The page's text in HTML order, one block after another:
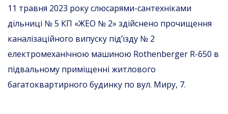
11 травня 2023 року слюсарями-сантехніками
дільниці № 5 КП «ЖЕО № 2» здійснено прочищення
каналізаційного випуску під’їзду № 2
електромеханічною машиною Rothenberger R-650 в
підвальному приміщенні житлового
багатоквартирного будинку по вул. Миру, 7.